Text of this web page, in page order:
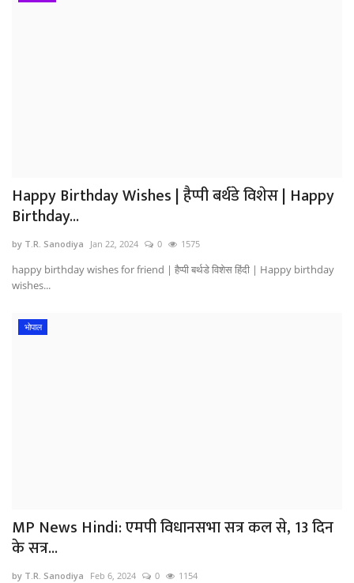
Happy Birthday Wishes | हैप्पी बर्थडे विशेस | Happy
Birthday...
by T.R. Sanodiya Jan 22, 2024 0 1575
happy birthday wishes for friend | हैप्पी बर्थडे विशेस हिंदी | Happy birthday
wishes...
भोपाल
MP News Hindi: एमपी विधानसभा सत्र कल से, 13 दिन
के सत्र...
by T.R. Sanodiya Feb 6, 2024 0 1154